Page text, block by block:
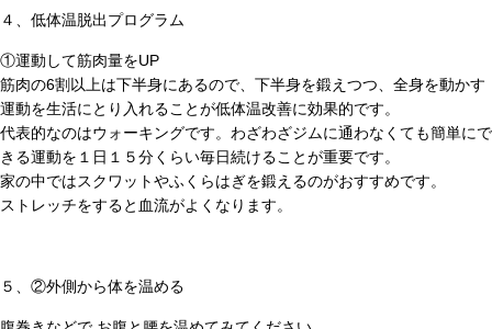
４、低体温脱出プログラム
①運動して筋肉量をUP
筋肉の6割以上は下半身にあるので、下半身を鍛えつつ、全身を動かす
運動を生活にとり入れることが低体温改善に効果的です。
代表的なのはウォーキングです。わざわざジムに通わなくても簡単にで
きる運動を１日１５分くらい毎日続けることが重要です。
家の中ではスクワットやふくらはぎを鍛えるのがおすすめです。
ストレッチをすると血流がよくなります。
５、②外側から体を温める